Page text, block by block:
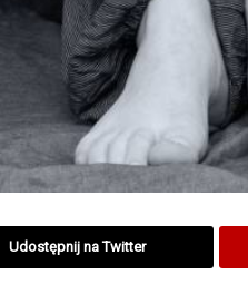
Udostępnij na Twitter